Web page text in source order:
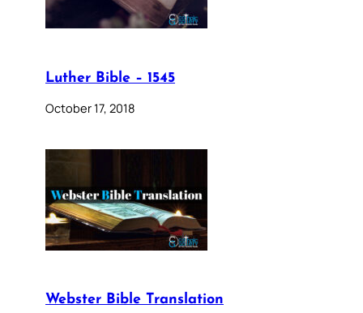
Luther Bible – 1545
October 17, 2018
Webster Bible Translation